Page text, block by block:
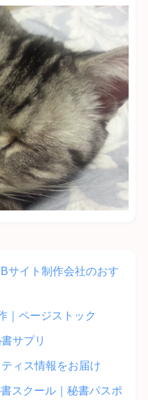
サイト制作会社のおす
｜ページストック
サプリ
ィス情報をお届け
スクール｜秘書パスポ